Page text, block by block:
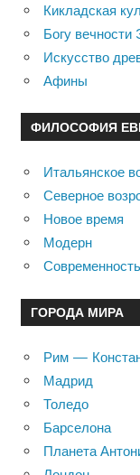
Кикладская
Богу
Искусство
Афины
ФИЛОСОФИЯ
Итальянское
Северное
Новое время
Модерн
Современность
ГОРОДА МИРА
Рим —
Мадрид
Толедо
Барселона
Планета